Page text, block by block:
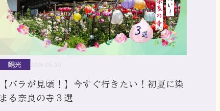
観光
【バラが見頃！】今すぐ行きたい！初夏に染
まる奈良の寺３選